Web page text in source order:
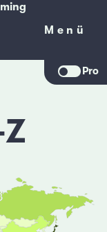
Menü
Menü
Pro